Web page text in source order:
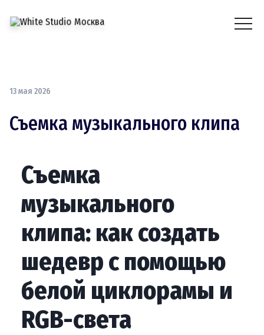
13 мая 2026
Съемка музыкального клипа
Съемка
музыкального
клипа: как создать
шедевр с помощью
белой циклорамы и
RGB-света